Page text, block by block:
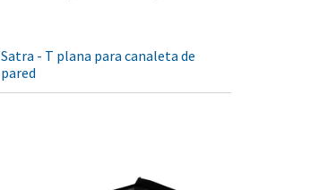
Satra - T plana para canaleta de
pared